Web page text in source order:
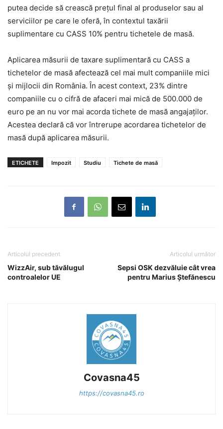
putea decide să crească preţul final al produselor sau al
serviciilor pe care le oferă, în contextul taxării
suplimentare cu CASS 10% pentru tichetele de masă.
Aplicarea măsurii de taxare suplimentară cu CASS a
tichetelor de masă afectează cel mai mult companiile mici
şi mijlocii din România. În acest context, 23% dintre
companiile cu o cifră de afaceri mai mică de 500.000 de
euro pe an nu vor mai acorda tichete de masă angajaţilor.
Acestea declară că vor întrerupe acordarea tichetelor de
masă după aplicarea măsurii.
ETICHETE Impozit Studiu Tichete de masă
Articolul precedent
WizzAir, sub tăvălugul
controalelor UE
Articolul următor
Sepsi OSK dezvăluie cât vrea
pentru Marius Ștefănescu
Covasna45
https://covasna45.ro